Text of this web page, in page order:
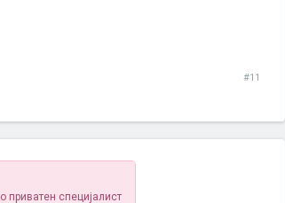
#11
приватен специјалист